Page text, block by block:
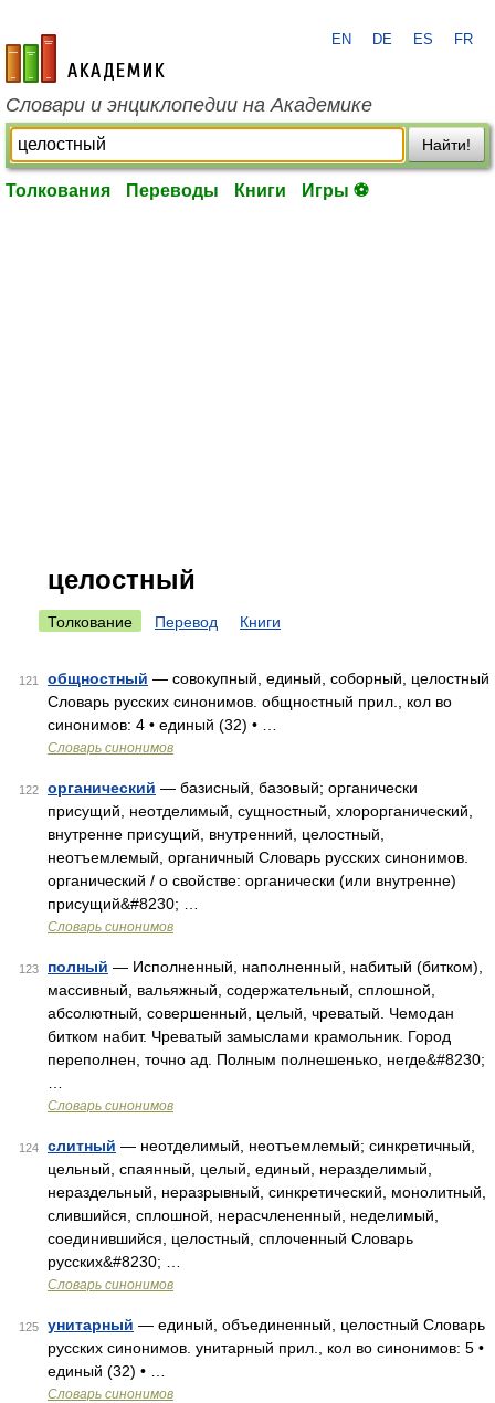
academic.ru
EN DE ES FR
Словари и энциклопедии на Академике
Найти!
Толкования Переводы Книги Игры ⚽
целостный
Толкование Перевод Книги
121 общностный — совокупный, единый, соборный, целостный
Словарь русских синонимов. общностный прил., кол во
синонимов: 4 • единый (32) • …
Словарь синонимов
122 органический — базисный, базовый; органически
присущий, неотделимый, сущностный, хлорорганический,
внутренне присущий, внутренний, целостный,
неотъемлемый, органичный Словарь русских синонимов.
органический / о свойстве: органически (или внутренне)
присущий&#8230; …
Словарь синонимов
123 полный — Исполненный, наполненный, набитый (битком),
массивный, вальяжный, содержательный, сплошной,
абсолютный, совершенный, целый, чреватый. Чемодан
битком набит. Чреватый замыслами крамольник. Город
переполнен, точно ад. Полным полнешенько, негде&#8230;
Словарь синонимов
124 слитный — неотделимый, неотъемлемый; синкретичный,
цельный, спаянный, целый, единый, неразделимый,
нераздельный, неразрывный, синкретический, монолитный,
слившийся, сплошной, нерасчлененный, неделимый,
соединившийся, целостный, сплоченный Словарь
русских&#8230; …
Словарь синонимов
125 унитарный — единый, объединенный, целостный Словарь
русских синонимов. унитарный прил., кол во синонимов: 5 •
единый (32) • …
Словарь синонимов